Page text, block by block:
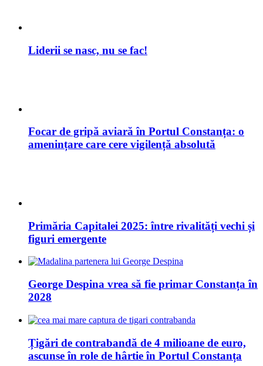
Liderii se nasc, nu se fac!
Focar de gripă aviară în Portul Constanța: o
amenințare care cere vigilență absolută
Primăria Capitalei 2025: între rivalități vechi și
figuri emergente
George Despina vrea să fie primar Constanța în
2028
Țigări de contrabandă de 4 milioane de euro,
ascunse în role de hârtie în Portul Constanța